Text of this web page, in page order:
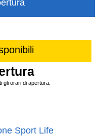
gli orari di apertura.
Sport Life